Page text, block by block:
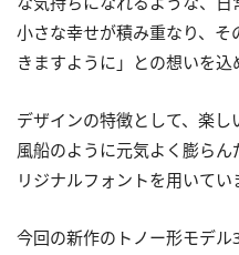
小さな幸せが積み重なり、
きますように」との想いを込
デザインの特徴として、楽し
風船のように元気よく膨ら
リジナルフォントを用いてい
今回の新作のトノー形モデ